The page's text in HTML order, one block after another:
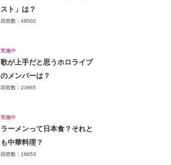
スト」は？
回答数：49502
実施中
歌が上手だと思うホロライブ
のメンバーは？
回答数：23865
実施中
ラーメンって日本食？それと
も中華料理？
回答数：19653